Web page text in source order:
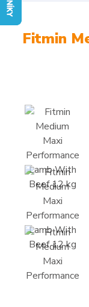
Fitmin